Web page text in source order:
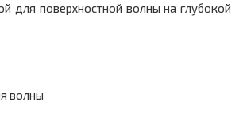
для поверхностной волны на глубокой
волны